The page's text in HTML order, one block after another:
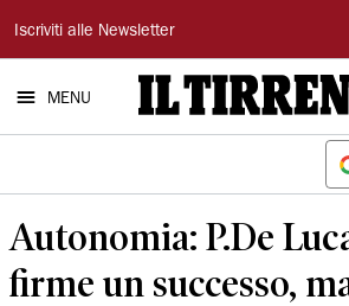
Il
Tirreno
Iscriviti alle Newsletter
MENU
Autonomia: P.De
firme un successo,